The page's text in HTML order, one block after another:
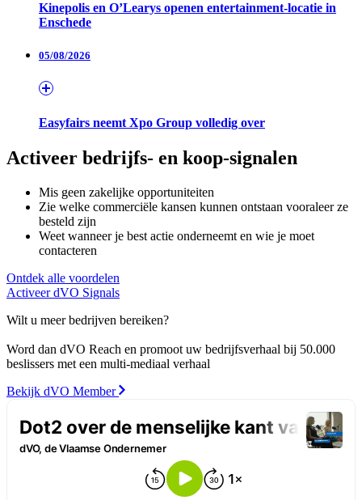
Kinepolis en O’Learys openen entertainment-locatie in
Enschede
05/08/2026
Easyfairs neemt Xpo Group volledig over
Activeer bedrijfs- en koop-signalen
Mis geen zakelijke opportuniteiten
Zie welke commerciële kansen kunnen ontstaan vooraleer ze
besteld zijn
Weet wanneer je best actie onderneemt en wie je moet
contacteren
Ontdek alle voordelen
Activeer dVO Signals
Wilt u meer bedrijven bereiken?
Word dan dVO Reach en promoot uw bedrijfsverhaal bij 50.000
beslissers met een multi-mediaal verhaal
Bekijk dVO Member